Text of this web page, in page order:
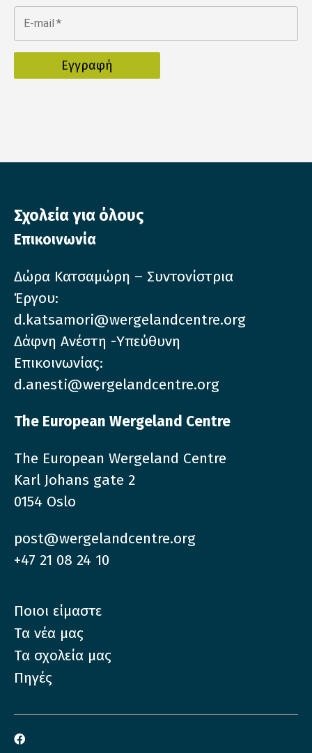
E-mail *
Σχολεία για όλους
Επικοινωνία
Δώρα Κατσαμώρη – Συντονίστρια
Έργου:
d.katsamori@wergelandcentre.org
Δάφνη Ανέστη -Υπεύθυνη
Επικοινωνίας:
d.anesti@wergelandcentre.org
The European Wergeland Centre
The European Wergeland Centre
Karl Johans gate 2
0154 Oslo
post@wergelandcentre.org
+47 21 08 24 10
Ποιοι είμαστε
Τα νέα μας
Τα σχολεία μας
Πηγές